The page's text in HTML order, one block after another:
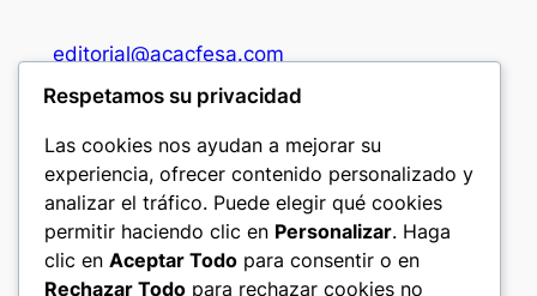
editorial@acacfesa.com
Quito: +593 97 914 5699
Seguir
Respetamos su privacidad
Las cookies nos ayudan a mejorar su
experiencia, ofrecer contenido personalizado y
analizar el tráfico. Puede elegir qué cookies
permitir haciendo clic en Personalizar. Haga
clic en Aceptar Todo para consentir o en
Rechazar Todo para rechazar cookies no